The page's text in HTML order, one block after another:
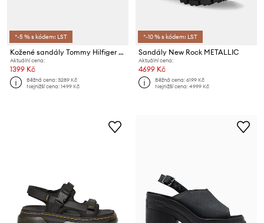
*-5 % s kódem: LST
Kožené sandály Tommy Hilfiger LEATHER ROPE REAL ESPAD SANDAL
Aktuální cena:
1399 Kč
Běžná cena:3289 Kč
Nejnižší cena:1499 Kč
*-10 % s kódem: LST
Sandály New Rock METALLIC
Aktuální cena:
4699 Kč
Běžná cena:6199 Kč
Nejnižší cena:4999 Kč